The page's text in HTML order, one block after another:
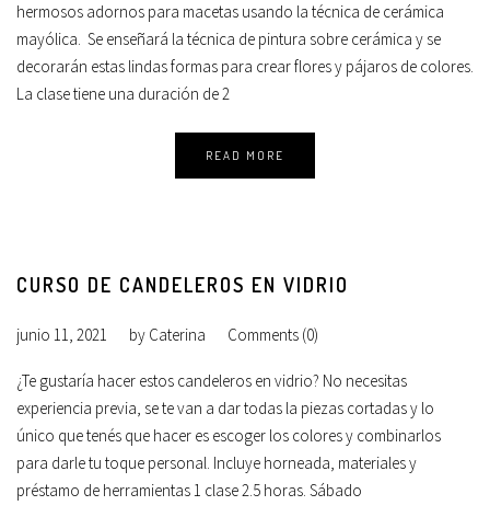
hermosos adornos para macetas usando la técnica de cerámica
mayólica. Se enseñará la técnica de pintura sobre cerámica y se
decorarán estas lindas formas para crear flores y pájaros de colores.
La clase tiene una duración de 2
READ MORE
CURSO DE CANDELEROS EN VIDRIO
junio 11, 2021 by Caterina Comments (0)
¿Te gustaría hacer estos candeleros en vidrio? No necesitas
experiencia previa, se te van a dar todas la piezas cortadas y lo
único que tenés que hacer es escoger los colores y combinarlos
para darle tu toque personal. Incluye horneada, materiales y
préstamo de herramientas 1 clase 2.5 horas. Sábado